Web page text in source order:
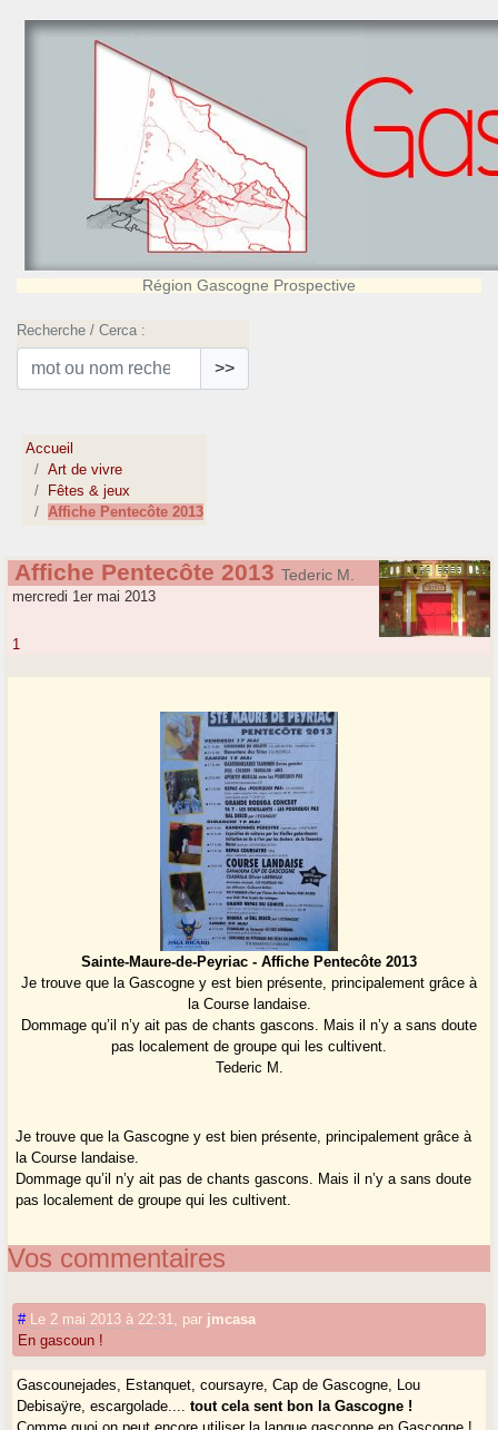
Région Gascogne Prospective
Recherche / Cerca :
>>
Accueil
Art de vivre
Fêtes & jeux
Affiche Pentecôte 2013
Affiche Pentecôte 2013 Tederic M.
mercredi 1er mai 2013
1
Sainte-Maure-de-Peyriac - Affiche Pentecôte 2013
Je trouve que la Gascogne y est bien présente, principalement grâce à
la Course landaise.
Dommage qu’il n’y ait pas de chants gascons. Mais il n’y a sans doute
pas localement de groupe qui les cultivent.
Tederic M.
Je trouve que la Gascogne y est bien présente, principalement grâce à
la Course landaise.
Dommage qu’il n’y ait pas de chants gascons. Mais il n’y a sans doute
pas localement de groupe qui les cultivent.
Vos commentaires
# Le 2 mai 2013 à 22:31 par jmcasa
En gascoun !
Gascounejades, Estanquet, coursayre, Cap de Gascogne, Lou
Debisaÿre, escargolade....tout cela sent bon la Gascogne !